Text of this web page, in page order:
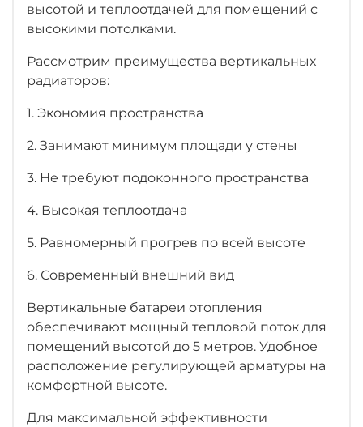
высотой и теплоотдачей для помещений с
высокими потолками.
Рассмотрим преимущества вертикальных
радиаторов:
1. Экономия пространства
2. Занимают минимум площади у стены
3. Не требуют подоконного пространства
4. Высокая теплоотдача
5. Равномерный прогрев по всей высоте
6. Современный внешний вид
Вертикальные батареи отопления
обеспечивают мощный тепловой поток для
помещений высотой до 5 метров. Удобное
расположение регулирующей арматуры на
комфортной высоте.
Для максимальной эффективности